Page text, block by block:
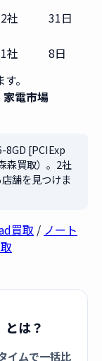
2社
31日
1社
8日
。
家電市場
8GD [PCIExp
森買取）。2社
舗を見つけま
買取 / ノート
とは？
イムで一括比